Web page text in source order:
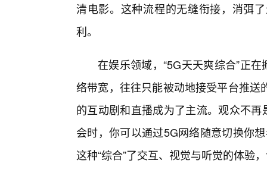
清电影。这种流程的无缝衔接，消弭
利。
在娱乐领域，“5G天天爽综合”正
络带宽，往往只能被动地接受平台推
的互动剧和直播成为了主流。观众不
会时，你可以通过5G网络随意切换你
这种“综合”了交互、视觉与听觉的体验